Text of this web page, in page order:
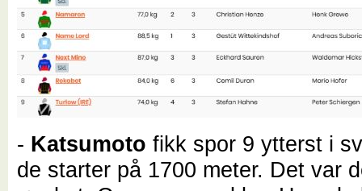
- Katsumoto fikk spor 9 ytterst i
de starter på 1700 meter. Det var